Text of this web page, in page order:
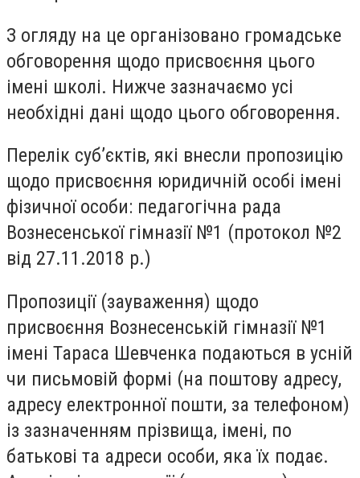
З огляду на це організовано громадське
обговорення щодо присвоєння цього
імені школі. Нижче зазначаємо усі
необхідні дані щодо цього обговорення.
Перелік суб’єктів, які внесли пропозицію
щодо присвоєння юридичній особі імені
фізичної особи: педагогічна рада
Вознесенської гімназії №1 (протокол №2
від 27.11.2018 р.)
Пропозиції (зауваження) щодо
присвоєння Вознесенській гімназії №1
імені Тараса Шевченка подаються в усній
чи письмовій формі (на поштову адресу,
адресу електронної пошти, за телефоном)
із зазначенням прізвища, імені, по
батькові та адреси особи, яка їх подає.